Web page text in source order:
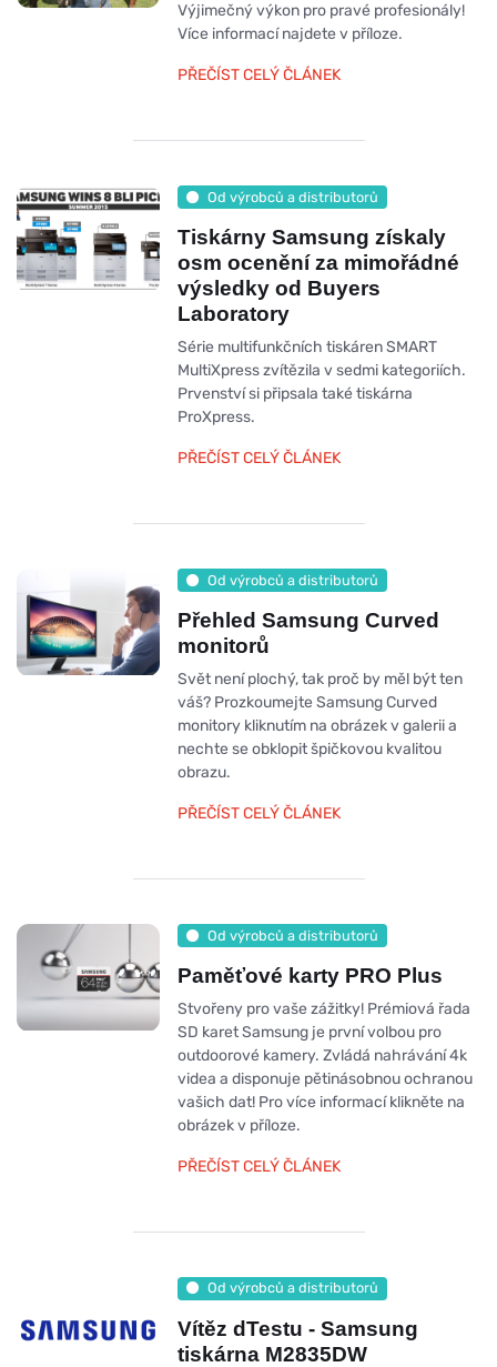
Výjimečný výkon pro pravé profesionály!
Více informací najdete v příloze.
PŘEČÍST CELÝ ČLÁNEK
Od výrobců a distributorů
Tiskárny Samsung získaly
osm ocenění za mimořádné
výsledky od Buyers
Laboratory
Série multifunkčních tiskáren SMART
MultiXpress zvítězila v sedmi kategoriích.
Prvenství si připsala také tiskárna
ProXpress.
PŘEČÍST CELÝ ČLÁNEK
Od výrobců a distributorů
Přehled Samsung Curved
monitorů
Svět není plochý, tak proč by měl být ten
váš? Prozkoumejte Samsung Curved
monitory kliknutím na obrázek v galerii a
nechte se obklopit špičkovou kvalitou
obrazu.
PŘEČÍST CELÝ ČLÁNEK
Od výrobců a distributorů
Paměťové karty PRO Plus
Stvořeny pro vaše zážitky! Prémiová řada
SD karet Samsung je první volbou pro
outdoorové kamery. Zvládá nahrávání 4k
videa a disponuje pětinásobnou ochranou
vašich dat! Pro více informací klikněte na
obrázek v příloze.
PŘEČÍST CELÝ ČLÁNEK
Od výrobců a distributorů
Vítěz dTestu - Samsung
tiskárna M2835DW